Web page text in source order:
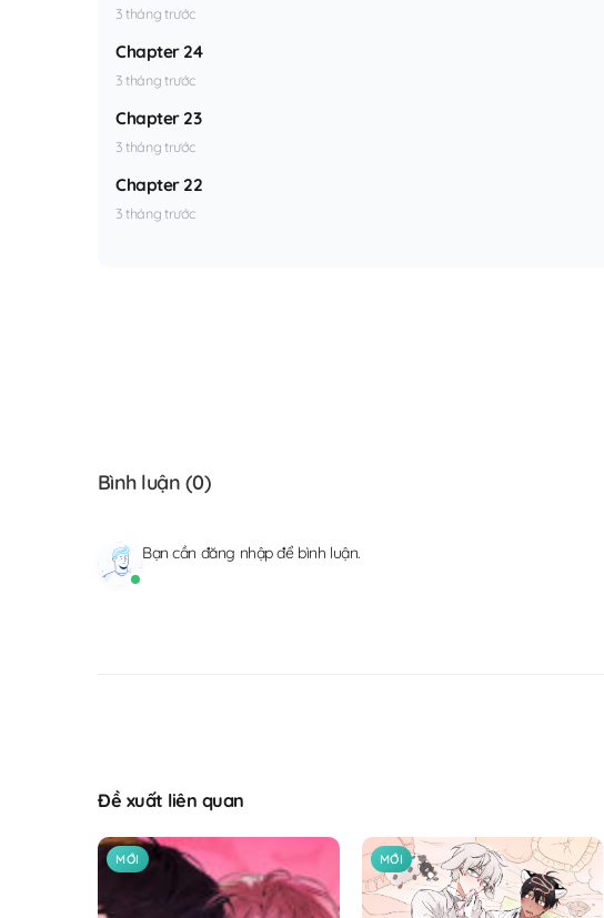
3 tháng trước
Chapter 24
3 tháng trước
Chapter 23
3 tháng trước
Chapter 22
3 tháng trước
Bình luận (0)
Bạn cần đăng nhậpđể bình luận.
Đề xuất liên quan
MỚI MỚI